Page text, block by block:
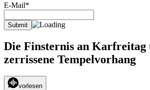
E-Mail*
Die Finsternis an Karfreitag
zerrissene Tempelvorhang
vorlesen